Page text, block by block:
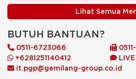
Lihat Semua
BUTUH BANTUAN?
0511-6723066
+6281251140412
LIVE
it.pgp@gemilang-group.co.id